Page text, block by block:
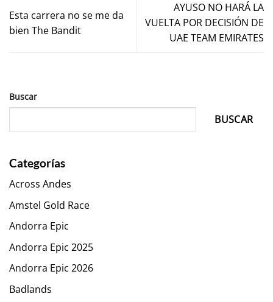
Esta carrera no se me da
bien The Bandit
AYUSO NO HARÁ LA
VUELTA POR DECISIÓN DE
UAE TEAM EMIRATES
Buscar
BUSCAR
Categorías
Across Andes
Amstel Gold Race
Andorra Epic
Andorra Epic 2025
Andorra Epic 2026
Badlands